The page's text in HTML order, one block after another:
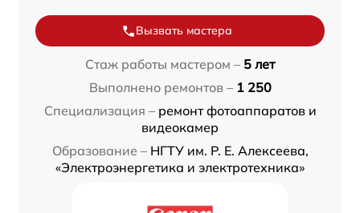
Вызвать мастера
Стаж работы мастером – 5 лет
Выполнено ремонтов – 1 250
Специализация – ремонт фотоаппаратов и
видеокамер
Образование – НГТУ им. Р. Е. Алексеева,
«Электроэнергетика и электротехника»